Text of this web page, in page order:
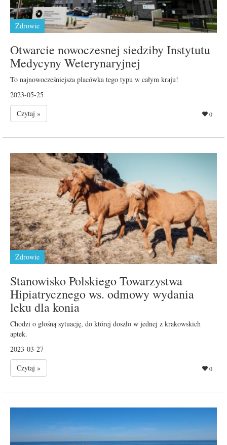
Zdrowie
Otwarcie nowoczesnej siedziby Instytutu
Medycyny Weterynaryjnej
To najnowocześniejsza placówka tego typu w całym kraju!
2023-05-25
Czytaj »
0
Zdrowie
Stanowisko Polskiego Towarzystwa
Hipiatrycznego ws. odmowy wydania
leku dla konia
Chodzi o głośną sytuację, do której doszło w jednej z krakowskich
aptek.
2023-03-27
Czytaj »
0